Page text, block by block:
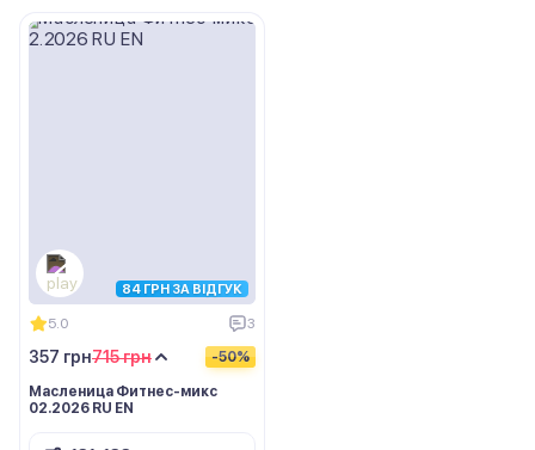
84 ГРН ЗА ВІДГУК
5.0 3
715 грн
357 грн -50%
Масленица Фитнес-микс
02.2026 RU EN